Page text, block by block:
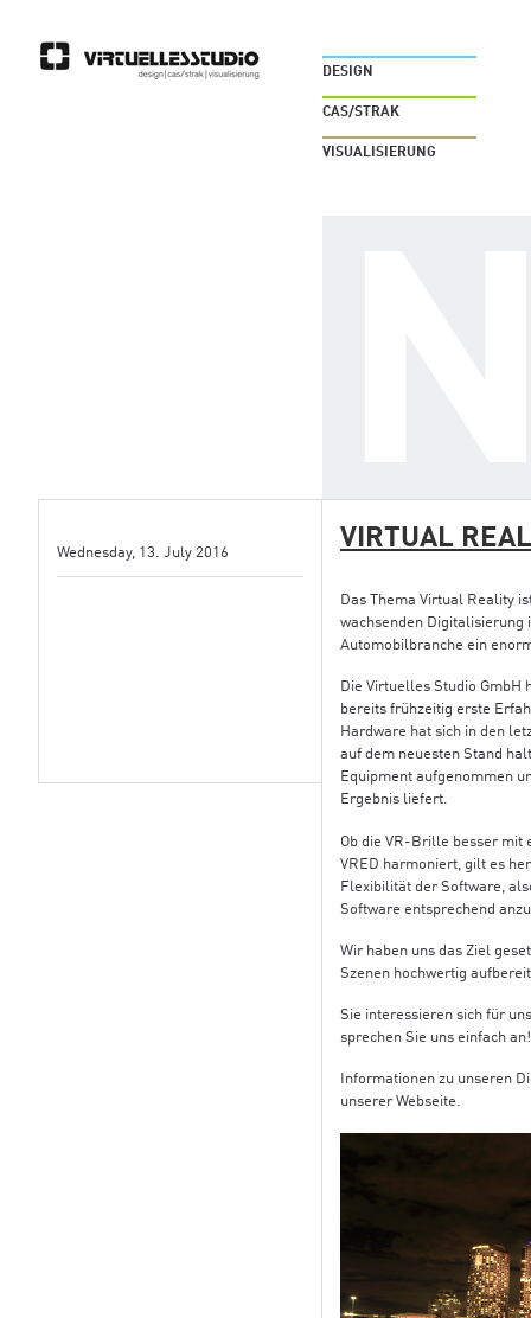
DESIGN
CAS/STRAK
VISUALISIERUNG
Wednesday, 13. July 2016 VIRTUAL
Das Thema Virtual Reality
wachsenden Digitalisierung
Automobilbranche ein
Die Virtuelles Studio GmbH
bereits frühzeitig erste
Hardware hat sich in den
auf dem neuesten Stand
Equipment aufgenommen
Ergebnis liefert.
Ob die VR-Brille besser mit
VRED harmoniert, gilt es
Flexibilität der Software,
Software entsprechend
Wir haben uns das Ziel
Szenen hochwertig
Sie interessieren sich für
sprechen Sie uns einfach
Informationen zu unseren
unserer Webseite.